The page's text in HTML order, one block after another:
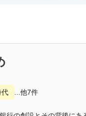
代 ...他7件